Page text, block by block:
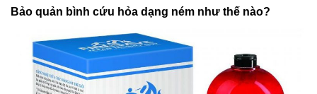
Bảo quản bình cứu hỏa dạng ném như thế nào?